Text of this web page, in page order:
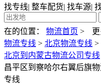
找专线| 整车配货| 找车源|
在的位置：
物流首页 >
物流专线 > 北京物流专线 >
北京到内蒙古物流公司专线
昌平区到察哈尔右翼后旗
专线